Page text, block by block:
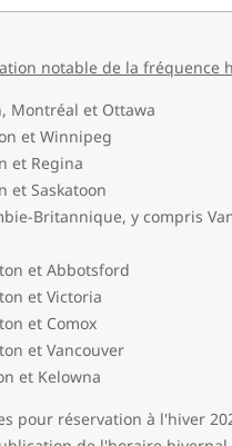
notable de la fréquence
Montréal et Ottawa
et Winnipeg
et Regina
et Saskatoon
Britannique, y compris
et Abbotsford
et Victoria
et Comox
et Vancouver
et Kelowna
pour réservation à l'hiver